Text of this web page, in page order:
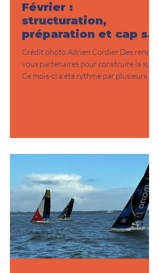
Février :
structuration,
préparation et cap sur
la reprise
Crédit photo Adrien Cordier Des rendez-
vous partenaires pour construire la suite
Ce mois-ci a été rythmé par plusieurs
durable. Ces temps d’échange sont
économique, et de donner au projet les
moyens de ses ambitions. Une
préparation physique régulière